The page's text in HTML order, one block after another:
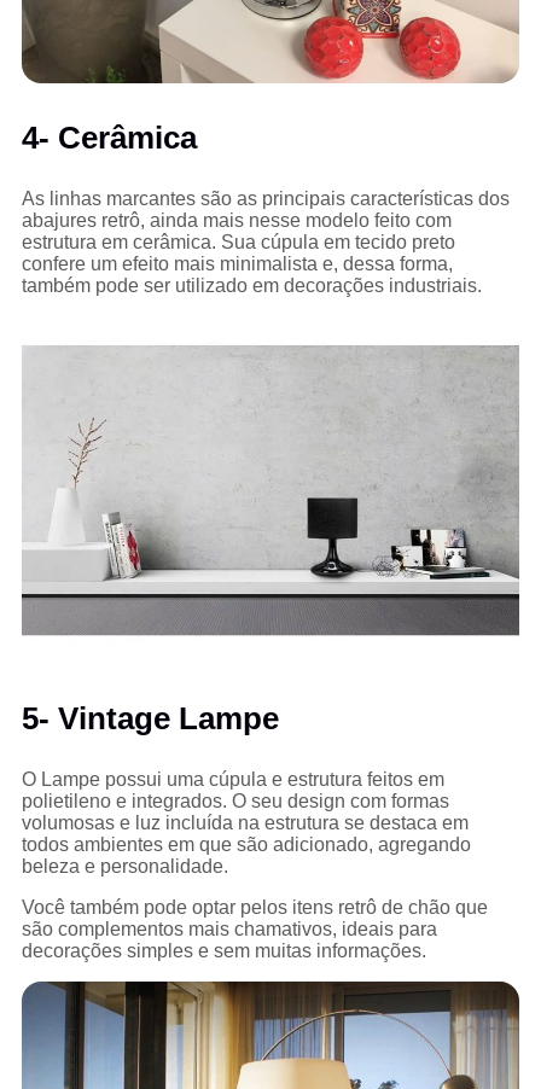
4- Cerâmica
As linhas marcantes são as principais características dos
abajures retrô, ainda mais nesse modelo feito com
estrutura em cerâmica. Sua cúpula em tecido preto
confere um efeito mais minimalista e, dessa forma,
também pode ser utilizado em decorações industriais.
5- Vintage Lampe
O Lampe possui uma cúpula e estrutura feitos em
polietileno e integrados. O seu design com formas
volumosas e luz incluída na estrutura se destaca em
todos ambientes em que são adicionado, agregando
beleza e personalidade.
Você também pode optar pelos itens retrô de chão que
são complementos mais chamativos, ideais para
decorações simples e sem muitas informações.